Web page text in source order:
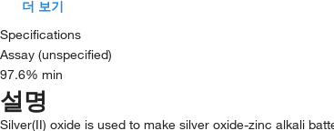
더 보기
Specifications
Assay (unspecified)
97.6% min
설명
Silver(II) oxide is used to make silver oxide-zinc alkali